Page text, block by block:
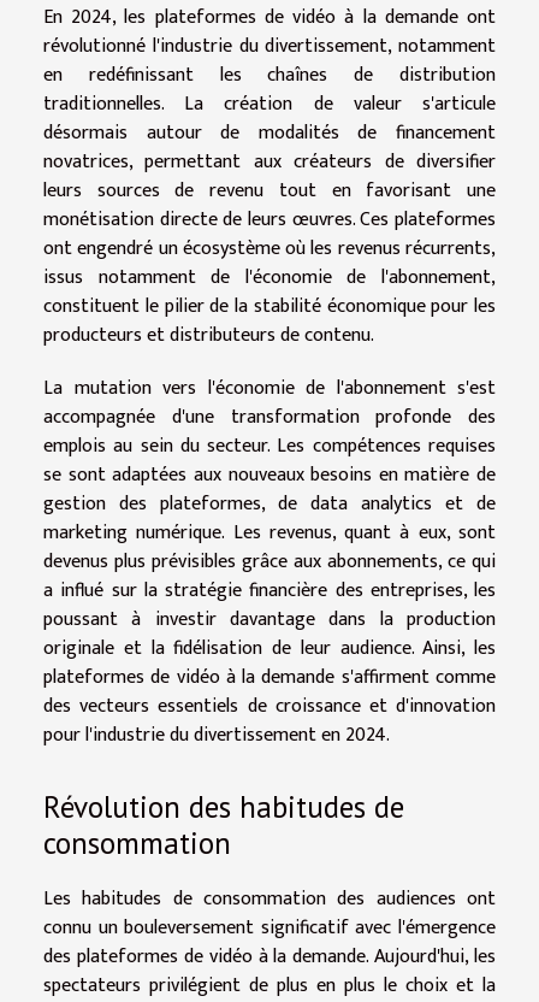
En 2024, les plateformes de vidéo à la demande ont
révolutionné l'industrie du divertissement, notamment
en redéfinissant les chaînes de distribution
traditionnelles. La création de valeur s'articule
désormais autour de modalités de financement
novatrices, permettant aux créateurs de diversifier
leurs sources de revenu tout en favorisant une
monétisation directe de leurs œuvres. Ces plateformes
ont engendré un écosystème où les revenus récurrents,
issus notamment de l'économie de l'abonnement,
constituent le pilier de la stabilité économique pour les
producteurs et distributeurs de contenu.
La mutation vers l'économie de l'abonnement s'est
accompagnée d'une transformation profonde des
emplois au sein du secteur. Les compétences requises
se sont adaptées aux nouveaux besoins en matière de
gestion des plateformes, de data analytics et de
marketing numérique. Les revenus, quant à eux, sont
devenus plus prévisibles grâce aux abonnements, ce qui
a influé sur la stratégie financière des entreprises, les
poussant à investir davantage dans la production
originale et la fidélisation de leur audience. Ainsi, les
plateformes de vidéo à la demande s'affirment comme
des vecteurs essentiels de croissance et d'innovation
pour l'industrie du divertissement en 2024.
Révolution des habitudes de
consommation
Les habitudes de consommation des audiences ont
connu un bouleversement significatif avec l'émergence
des plateformes de vidéo à la demande. Aujourd'hui, les
spectateurs privilégient de plus en plus le choix et la